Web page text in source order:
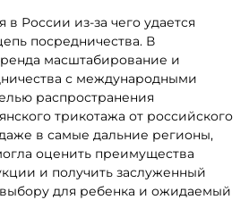
в России из-за чего удается
посредничества. В
масштабирование и
с международными
распространения
трикотажа от российского
в самые дальние регионы,
оценить преимущества
и получить заслуженный
для ребенка и ожидаемый